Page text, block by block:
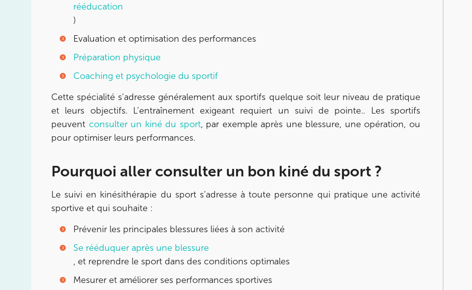
rééducation
)
Evaluation et optimisation des performances
Préparation physique
Coaching et psychologie du sportif
Cette spécialité s’adresse généralement aux sportifs quelque soit leur niveau de pratique
et leurs objectifs. L’entraînement exigeant requiert un suivi de pointe.. Les sportifs
peuvent consulter un kiné du sport, par exemple après une blessure, une opération, ou
pour optimiser leurs performances.
Pourquoi aller consulter un bon kiné du sport ?
Le suivi en kinésithérapie du sport s’adresse à toute personne qui pratique une activité
sportive et qui souhaite :
Prévenir les principales blessures liées à son activité
Se rééduquer après une blessure
, et reprendre le sport dans des conditions optimales
Mesurer et améliorer ses performances sportives
Prenez RDV sur
Prenez RDV sur
380 Av. de la Division Leclerc 92290 Châtenay-Malabry
01 43 50 05 24
Prenez RDV sur
IK PARIS 17 – VILLIERS
68 Av. de Villiers 75017 Paris
68 Av. de Villiers 75017 Paris
01 44 90 90 40
Prenez RDV sur
IK PARIS 8 – SAINT-LAZARE